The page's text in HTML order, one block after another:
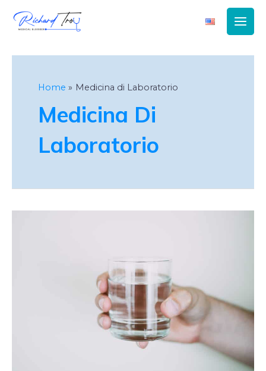
Main
Menu
Home Medicina di Laboratorio
Medicina Di
Laboratorio